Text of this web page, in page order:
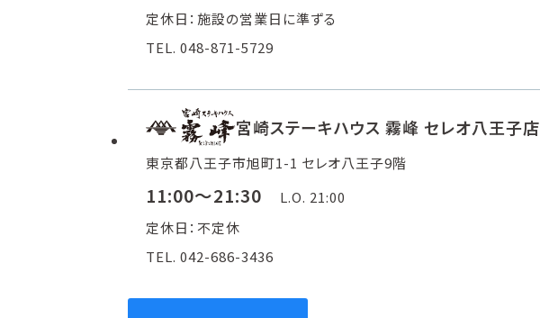
定休日：施設の営業日に準ずる
TEL. 048-871-5729
宮崎ステーキハウス 霧峰 セレオ八王子店
東京都八王子市旭町1-1 セレオ八王子9階
11:00～21:30
L.O. 21:00
定休日：不定休
TEL. 042-686-3436